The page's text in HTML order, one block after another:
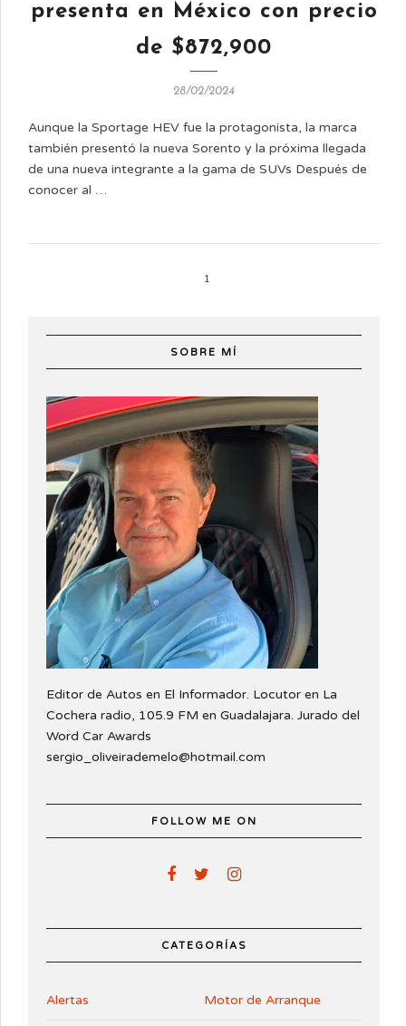
presenta en México con precio
de $872,900
28/02/2024
Aunque la Sportage HEV fue la protagonista, la marca
también presentó la nueva Sorento y la próxima llegada
de una nueva integrante a la gama de SUVs Después de
conocer al …
1
SOBRE MÍ
Editor de Autos en El Informador. Locutor en La
Cochera radio, 105.9 FM en Guadalajara. Jurado del
Word Car Awards
sergio_oliveirademelo@hotmail.com
FOLLOW ME ON
CATEGORÍAS
Alertas Motor de Arranque